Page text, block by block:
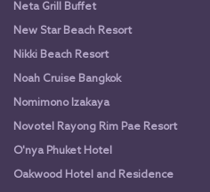
Neta Grill Buffet
New Star Beach Resort
Nikki Beach Resort
Noah Cruise Bangkok
Nomimono Izakaya
Novotel Rayong Rim Pae Resort
O'nya Phuket Hotel
Oakwood Hotel and Residence